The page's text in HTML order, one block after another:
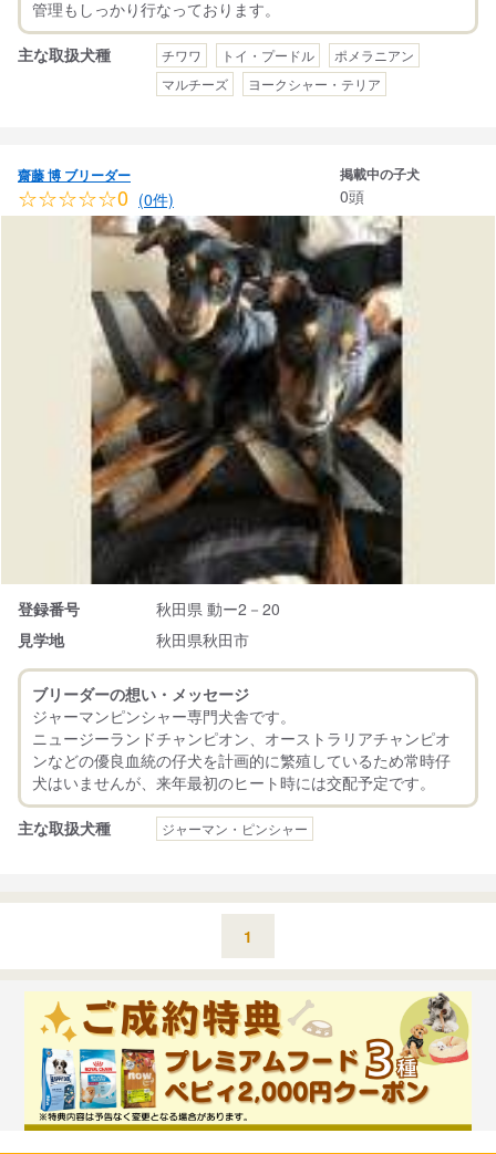
主な取扱犬種 チワワ トイ・プードル
ポメラニアン
マルチーズ
ヨークシャー・テリア
齋藤 博 ブリーダー
☆☆☆☆☆0 (0件)
掲載中の子犬
0頭
登録番号
秋田県 動ー2－20
見学地
秋田県秋田市
ブリーダーの想い・メッセージ
ジャーマンピンシャー専門犬舎です。
ニュージーランドチャンピオン、オーストラリアチャンピオ
ンなどの優良血統の仔犬を計画的に繁殖しているため常時仔
主な取扱犬種 ジャーマン・ピンシャー
1